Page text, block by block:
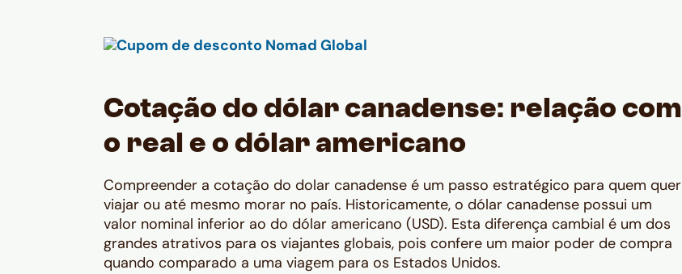
Cotação do dólar canadense: relação com
o real e o dólar americano
Compreender a cotação do dolar canadense é um passo estratégico para quem quer
viajar ou até mesmo morar no país. Historicamente, o dólar canadense possui um
valor nominal inferior ao do dólar americano (USD). Esta diferença cambial é um dos
grandes atrativos para os viajantes globais, pois confere um maior poder de compra
quando comparado a uma viagem para os Estados Unidos.